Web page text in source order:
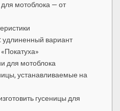
мотоблока — от
удлиненный вариант
для мотоблока
устанавливаемые на
гусеницы для